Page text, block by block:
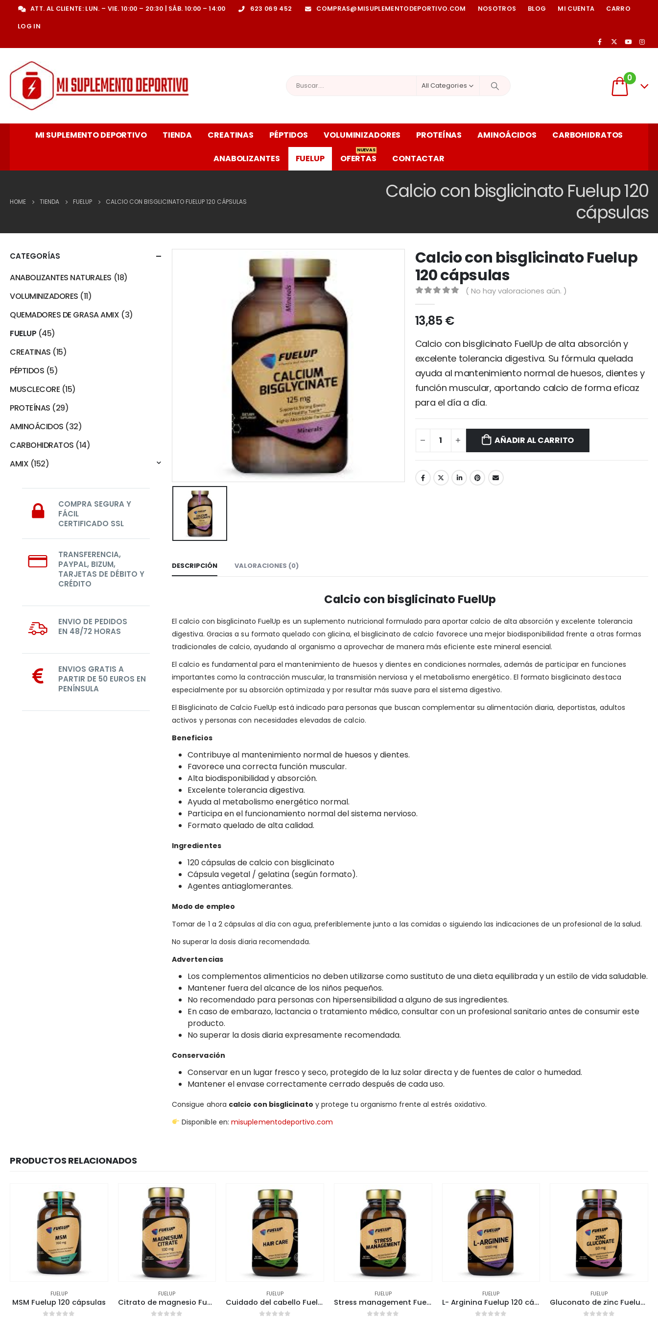
ATT. AL CLIENTE: LUN. – VIE. 10:00 – 20:30 | SÁB. 10:00 – 14:00 623 069 452 COMPRAS@MISUPLEMENTODEPORTIVO.COM NOSOTROS BLOG MI CUENTA CARRO
LOG IN
All Categories
0
MI SUPLEMENTO DEPORTIVO TIENDA CREATINAS PÉPTIDOS VOLUMINIZADORES PROTEÍNAS AMINOÁCIDOS CARBOHIDRATOS
ANABOLIZANTES FUELUP OFERTAS
NUEVAS
CONTACTAR
HOME TIENDA FUELUP CALCIO CON BISGLICINATO FUELUP 120 CÁPSULAS
Calcio con bisglicinato Fuelup 120
cápsulas
Calcio con bisglicinato Fuelup
120 cápsulas
( No hay valoraciones aún. )
13,85 €
Calcio con bisglicinato FuelUp de alta absorción y
excelente tolerancia digestiva. Su fórmula quelada
ayuda al mantenimiento normal de huesos, dientes y
función muscular, aportando calcio de forma eficaz
para el día a día.
AÑADIR AL CARRITO
DESCRIPCIÓN VALORACIONES (0)
Calcio con bisglicinato FuelUp
El calcio con bisglicinato FuelUp es un suplemento nutricional formulado para aportar calcio de alta absorción y excelente tolerancia
digestiva. Gracias a su formato quelado con glicina, el bisglicinato de calcio favorece una mejor biodisponibilidad frente a otras formas
tradicionales de calcio, ayudando al organismo a aprovechar de manera más eficiente este mineral esencial.
El calcio es fundamental para el mantenimiento de huesos y dientes en condiciones normales, además de participar en funciones
importantes como la contracción muscular, la transmisión nerviosa y el metabolismo energético. El formato bisglicinato destaca
especialmente por su absorción optimizada y por resultar más suave para el sistema digestivo.
El Bisglicinato de Calcio FuelUp está indicado para personas que buscan complementar su alimentación diaria, deportistas, adultos
activos y personas con necesidades elevadas de calcio.
Beneficios
Contribuye al mantenimiento normal de huesos y dientes.
Favorece una correcta función muscular.
Alta biodisponibilidad y absorción.
Excelente tolerancia digestiva.
Ayuda al metabolismo energético normal.
Participa en el funcionamiento normal del sistema nervioso.
Formato quelado de alta calidad.
Ingredientes
120 cápsulas de calcio con bisglicinato
Cápsula vegetal / gelatina (según formato).
Agentes antiaglomerantes.
Modo de empleo
Tomar de 1 a 2 cápsulas al día con agua, preferiblemente junto a las comidas o siguiendo las indicaciones de un profesional de la salud.
No superar la dosis diaria recomendada.
Advertencias
Los complementos alimenticios no deben utilizarse como sustituto de una dieta equilibrada y un estilo de vida saludable.
Mantener fuera del alcance de los niños pequeños.
No recomendado para personas con hipersensibilidad a alguno de sus ingredientes.
En caso de embarazo, lactancia o tratamiento médico, consultar con un profesional sanitario antes de consumir este
producto.
No superar la dosis diaria expresamente recomendada.
Conservación
Conservar en un lugar fresco y seco, protegido de la luz solar directa y de fuentes de calor o humedad.
Mantener el envase correctamente cerrado después de cada uso.
Consigue ahora calcio con bisglicinato y protege tu organismo frente al estrés oxidativo.
Disponible en:misuplementodeportivo.com
CATEGORÍAS
ANABOLIZANTES NATURALES (18)
VOLUMINIZADORES (11)
QUEMADORES DE GRASA AMIX (3)
FUELUP (45)
CREATINAS (15)
PÉPTIDOS (5)
MUSCLECORE (15)
PROTEÍNAS (29)
AMINOÁCIDOS (32)
CARBOHIDRATOS (14)
AMIX (152)
COMPRA SEGURA Y
FÁCIL
CERTIFICADO SSL
TRANSFERENCIA,
PAYPAL, BIZUM,
TARJETAS DE DÉBITO Y
CRÉDITO
ENVIO DE PEDIDOS
EN 48/72 HORAS
ENVIOS GRATIS A
PARTIR DE 50 EUROS EN
PENÍNSULA
PRODUCTOS RELACIONADOS
FUELUP
MSM Fuelup 120 cápsulas
FUELUP
Citrato de magnesio Fuelup
FUELUP
Cuidado del cabello Fuelup 60 cápsulas
FUELUP
Stress management Fuelup 60 cápsulas
FUELUP
L- Arginina Fuelup 120 cápsulas
FUELUP
Gluconato de zinc Fuelup 250 cápsulas